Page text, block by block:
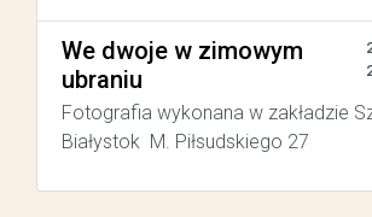
We dwoje w zimowym
ubraniu
Fotografia wykonana w zakładzie
Białystok M. Piłsudskiego 27